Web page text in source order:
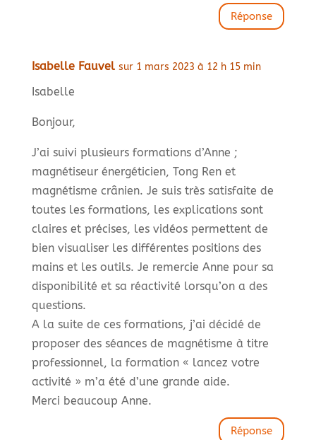
Réponse
Isabelle Fauvel sur 1 mars 2023 à 12 h 15 min
Isabelle
Bonjour,
J’ai suivi plusieurs formations d’Anne ;
magnétiseur énergéticien, Tong Ren et
magnétisme crânien. Je suis très satisfaite de
toutes les formations, les explications sont
claires et précises, les vidéos permettent de
bien visualiser les différentes positions des
mains et les outils. Je remercie Anne pour sa
disponibilité et sa réactivité lorsqu’on a des
questions.
A la suite de ces formations, j’ai décidé de
proposer des séances de magnétisme à titre
professionnel, la formation « lancez votre
activité » m’a été d’une grande aide.
Merci beaucoup Anne.
Réponse